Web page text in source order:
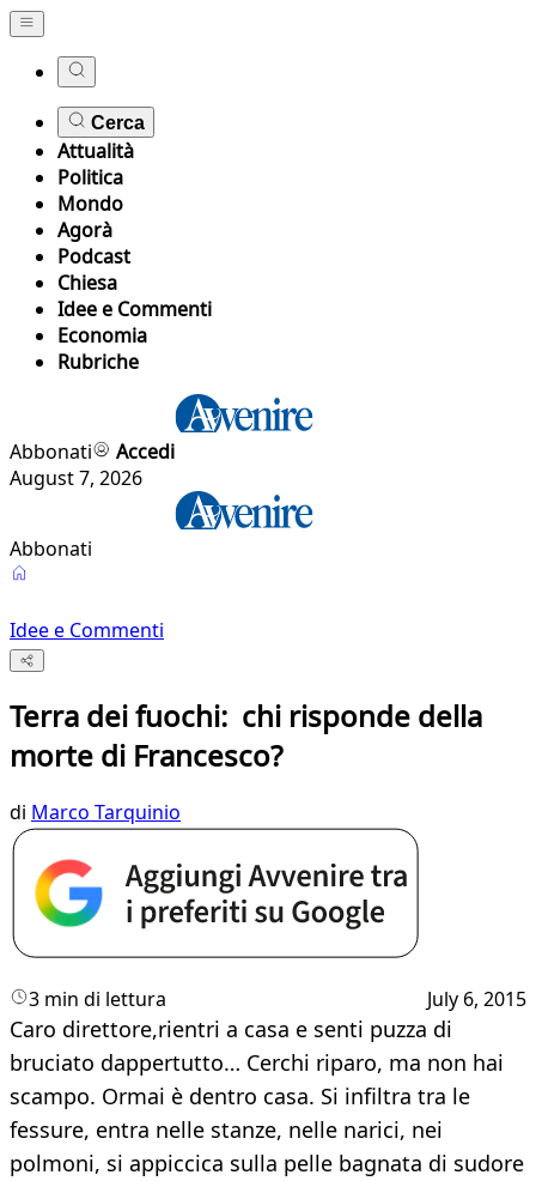
Cerca
Attualità
Politica
Mondo
Agorà
Podcast
Chiesa
Idee e Commenti
Economia
Rubriche
Abbonati
Accedi
August 7, 2026
Abbonati
Idee e Commenti
Terra dei fuochi: chi risponde della
morte di Francesco?
di Marco Tarquinio
3 min di lettura July 6, 2015
Caro direttore,rientri a casa e senti puzza di
bruciato dappertutto… Cerchi riparo, ma non hai
scampo. Ormai è dentro casa. Si infiltra tra le
fessure, entra nelle stanze, nelle narici, nei
polmoni, si appiccica sulla pelle bagnata di sudore